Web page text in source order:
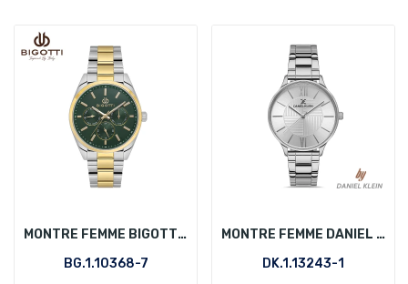
MONTRE FEMME BIGOTTI BG.1.10368-7
BG.1.10368-7
MONTRE FEMME DANIEL KLEIN DK.1.13243-1
DK.1.13243-1